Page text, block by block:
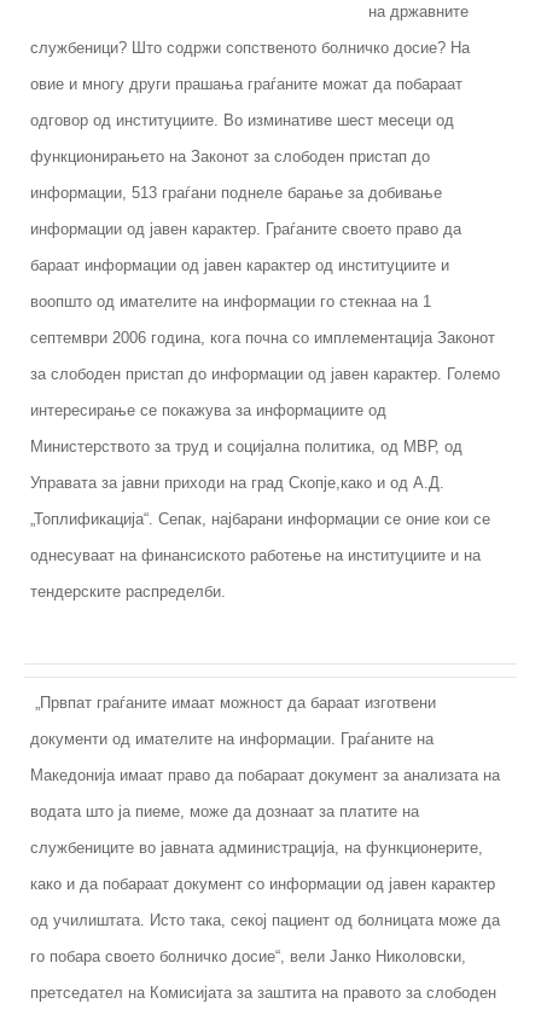
на државните
службеници? Што содржи сопственото болничко досие? На
овие и многу други прашања граѓаните можат да побараат
одговор од институциите. Во изминативе шест месеци од
функционирањето на Законот за слободен пристап до
информации, 513 граѓани поднеле барање за добивање
информации од јавен карактер. Граѓаните своето право да
бараат информации од јавен карактер од институциите и
воопшто од имателите на информации го стекнаа на 1
септември 2006 година, кога почна со имплементација Законот
за слободен пристап до информации од јавен карактер. Големо
интересирање се покажува за информациите од
Министерството за труд и социјална политика, од МВР, од
Управата за јавни приходи на град Скопје,како и од А.Д.
„Топлификација“. Сепак, најбарани информации се оние кои се
однесуваат на финансиското работење на институциите и на
тендерските распределби.
„Првпат граѓаните имаат можност да бараат изготвени
документи од имателите на информации. Граѓаните на
Македонија имаат право да побараат документ за анализата на
водата што ја пиеме, може да дознаат за платите на
службениците во јавната администрација, на функционерите,
како и да побараат документ со информации од јавен карактер
од училиштата. Исто така, секој пациент од болницата може да
го побара своето болничко досие“, вели Јанко Николовски,
претседател на Комисијата за заштита на правото за слободен